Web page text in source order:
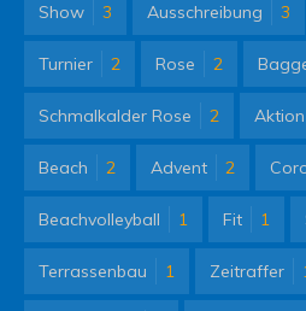
Show 3 Ausschreibung 3
Turnier 2 Rose 2
Schmalkalder Rose 2 Aktion
Beach 2 Advent 2
Beachvolleyball 1 Fit 1
Terrassenbau 1 Zeitraffer